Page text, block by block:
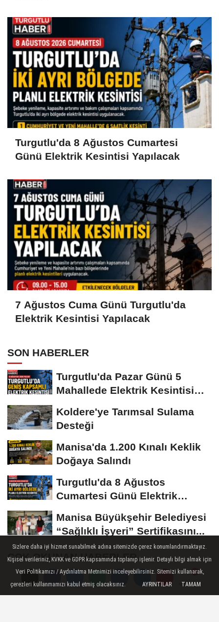
Yorumlar
Yorumlar
Turgutlu'da 8 Ağustos Cumartesi
Günü Elektrik Kesintisi Yapılacak
7 Ağustos Cuma Günü Turgutlu'da
Elektrik Kesintisi Yapılacak
SON HABERLER
Turgutlu'da Pazar Günü 5
Mahallede Elektrik Kesintisi
Koldere'ye Tarımsal Sulama
Desteği
Manisa'da 1.200 Kınalı Keklik
Doğaya Salındı
Turgutlu'da 8 Ağustos
Cumartesi Günü Elektrik
Manisa Büyükşehir Belediyesi
“Sağlıklı İşyeri” Sertifikasını...
ÇOK OKUNAN HABERLER
Turgutlu'da 12 Temmuz'da planlı
elektrik kesintisi uygulanacak
Sizlere daha iyi hizmet sunabilmek adına sitemizde çerez konumlandırmaktayız.
Kişisel verileriniz, KVKK ve GDPR kapsamında toplanıp işlenir. Detaylı bilgi almak için
Veri Politikamızı / Aydınlatma Metnimizi inceleyebilirsiniz. Sitemizi kullanarak,
çerezleri kullanmamızı kabul etmiş olacaksınız.
AYRINTILAR TAMAM